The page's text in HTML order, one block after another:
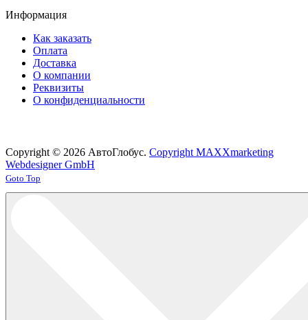
Информация
Как заказать
Оплата
Доставка
О компании
Реквизиты
О конфиденциальности
Copyright © 2026 АвтоГлобус. Copyright MAXXmarketing
Webdesigner GmbH
Joomla! 3 Templates
Goto Top